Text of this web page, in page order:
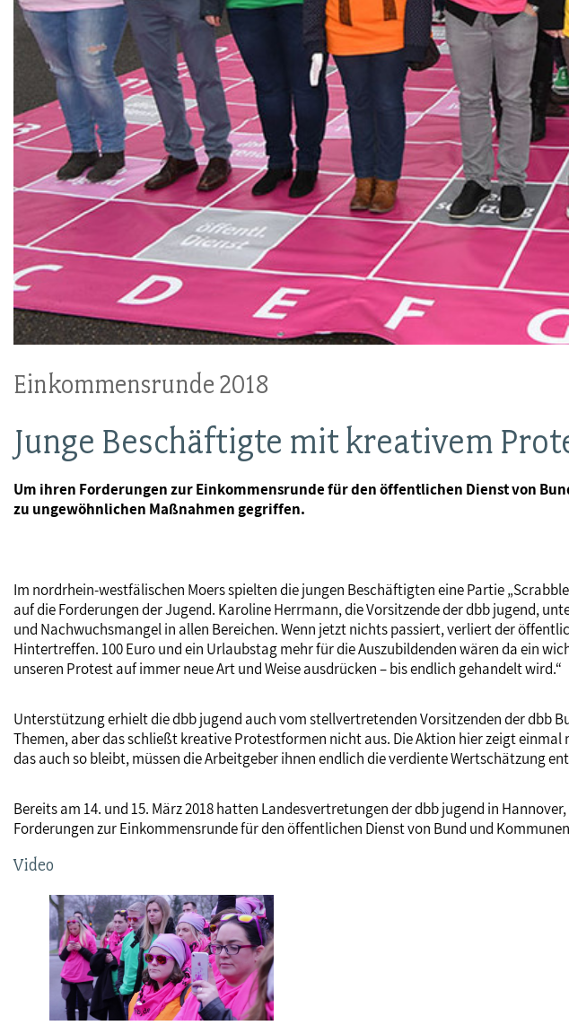
Einkommensrunde 2018
Junge Beschäftigte mit kreativem
Um ihren Forderungen zur Einkommensrunde für den öffentlichen Dienst von
zu ungewöhnlichen Maßnahmen gegriffen.
Im nordrhein-westfälischen Moers spielten die jungen Beschäftigten eine Partie
auf die Forderungen der Jugend. Karoline Herrmann, die Vorsitzende der dbb jugend,
und Nachwuchsmangel in allen Bereichen. Wenn jetzt nichts passiert, verliert der
Hintertreffen. 100 Euro und ein Urlaubstag mehr für die Auszubildenden wären da ein
unseren Protest auf immer neue Art und Weise ausdrücken – bis endlich gehandelt wird.“
Unterstützung erhielt die dbb jugend auch vom stellvertretenden Vorsitzenden der dbb
Themen, aber das schließt kreative Protestformen nicht aus. Die Aktion hier zeigt
das auch so bleibt, müssen die Arbeitgeber ihnen endlich die verdiente Wertschätzung
Bereits am 14. und 15. März 2018 hatten Landesvertretungen der dbb jugend in
Forderungen zur Einkommensrunde für den öffentlichen Dienst von Bund und
Video